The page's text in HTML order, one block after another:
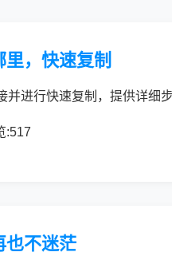
，快速复制
进行快速复制，提供详细
:517
也不迷茫